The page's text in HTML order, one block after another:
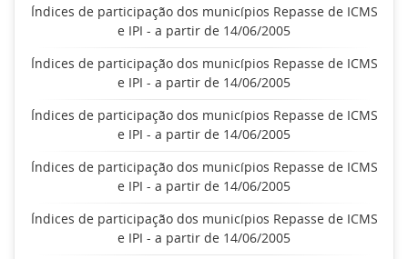
Índices de participação dos municípios Repasse de ICMS
e IPI - a partir de 14/06/2005
Índices de participação dos municípios Repasse de ICMS
e IPI - a partir de 14/06/2005
Índices de participação dos municípios Repasse de ICMS
e IPI - a partir de 14/06/2005
Índices de participação dos municípios Repasse de ICMS
e IPI - a partir de 14/06/2005
Índices de participação dos municípios Repasse de ICMS
e IPI - a partir de 14/06/2005